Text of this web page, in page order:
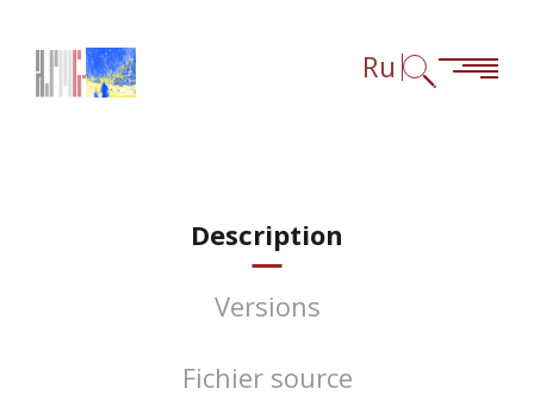
Ru
Description
Versions
Fichier source